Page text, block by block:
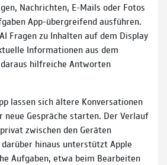
Nachrichten, E-Mails oder Fotos
App-übergreifend ausführen.
Fragen zu Inhalten auf dem Display
Informationen aus dem
hilfreiche Antworten
lassen sich ältere Konversationen
Gespräche starten. Der Verlauf
zwischen den Geräten
hinaus unterstützt Apple
Aufgaben, etwa beim Bearbeiten